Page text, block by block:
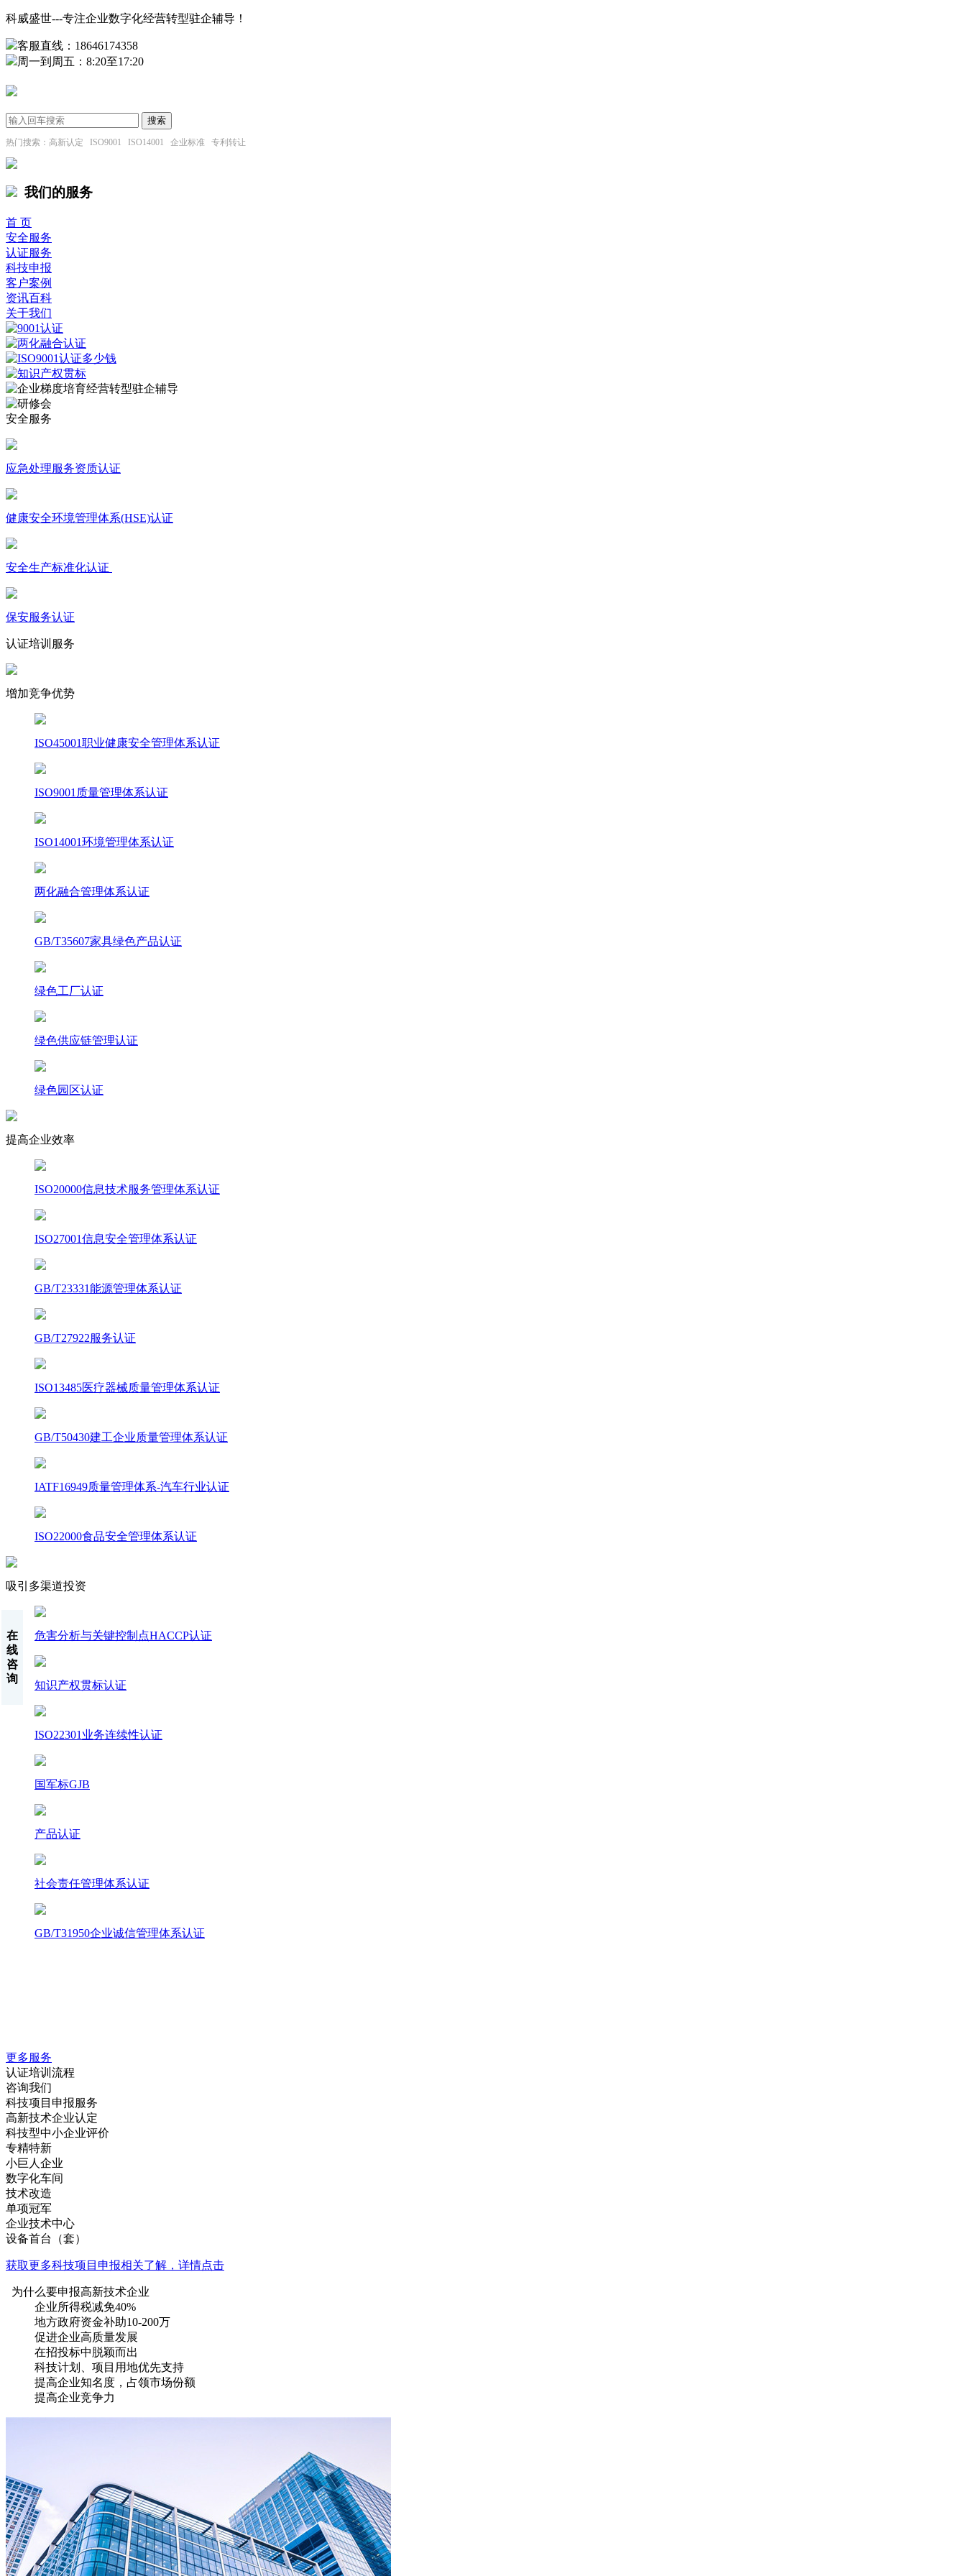
科威盛世---专注企业数字化经营转型驻企辅导！
客服直线：18646174358
周一到周五：8:20至17:20
热门搜索：高新认定 ISO9001 ISO14001 企业标准 专利转让
我们的服务
首 页
安全服务
认证服务
科技申报
客户案例
资讯百科
关于我们
安全服务
应急处理服务资质认证
健康安全环境管理体系(HSE)认证
安全生产标准化认证
保安服务认证
认证培训服务
增加竞争优势
ISO45001职业健康安全管理体系认证
ISO9001质量管理体系认证
ISO14001环境管理体系认证
两化融合管理体系认证
GB/T35607家具绿色产品认证
绿色工厂认证
绿色供应链管理认证
绿色园区认证
提高企业效率
ISO20000信息技术服务管理体系认证
ISO27001信息安全管理体系认证
GB/T23331能源管理体系认证
GB/T27922服务认证
ISO13485医疗器械质量管理体系认证
GB/T50430建工企业质量管理体系认证
IATF16949质量管理体系-汽车行业认证
ISO22000食品安全管理体系认证
吸引多渠道投资
危害分析与关键控制点HACCP认证
知识产权贯标认证
ISO22301业务连续性认证
国军标GJB
产品认证
社会责任管理体系认证
GB/T31950企业诚信管理体系认证
更多服务
认证培训流程
咨询我们
科技项目申报服务
高新技术企业认定
科技型中小企业评价
专精特新
小巨人企业
数字化车间
技术改造
单项冠军
企业技术中心
设备首台（套）
获取更多科技项目申报相关了解，详情点击
为什么要申报高新技术企业
企业所得税减免40%
地方政府资金补助10-200万
促进企业高质量发展
在招投标中脱颖而出
科技计划、项目用地优先支持
提高企业知名度，占领市场份额
提高企业竞争力
在
线
咨
询